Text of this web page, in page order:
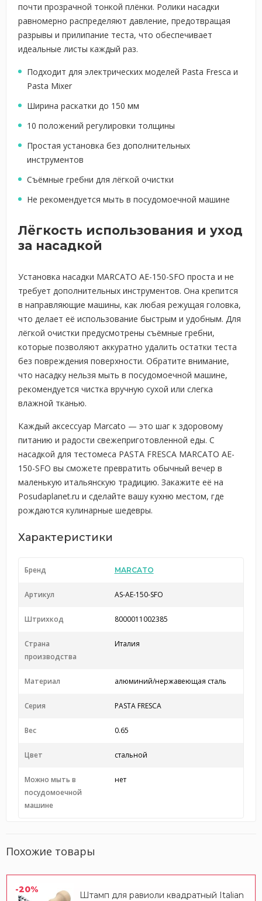
почти прозрачной тонкой плёнки. Ролики насадки
равномерно распределяют давление, предотвращая
разрывы и прилипание теста, что обеспечивает
идеальные листы каждый раз.
Подходит для электрических моделей Pasta Fresca и
Pasta Mixer
Ширина раскатки до 150 мм
10 положений регулировки толщины
Простая установка без дополнительных
инструментов
Съёмные гребни для лёгкой очистки
Не рекомендуется мыть в посудомоечной машине
Лёгкость использования и уход
за насадкой
Установка насадки MARCATO AE-150-SFO проста и не
требует дополнительных инструментов. Она крепится
в направляющие машины, как любая режущая головка,
что делает её использование быстрым и удобным. Для
лёгкой очистки предусмотрены съёмные гребни,
которые позволяют аккуратно удалить остатки теста
без повреждения поверхности. Обратите внимание,
что насадку нельзя мыть в посудомоечной машине,
рекомендуется чистка вручную сухой или слегка
влажной тканью.
Каждый аксессуар Marcato — это шаг к здоровому
питанию и радости свежеприготовленной еды. С
насадкой для тестомеса PASTA FRESCA MARCATO AE-
150-SFO вы сможете превратить обычный вечер в
маленькую итальянскую традицию. Закажите её на
Posudaplanet.ru и сделайте вашу кухню местом, где
рождаются кулинарные шедевры.
Характеристики
Бренд MARCATO
Артикул AS-AE-150-SFO
Штрихкод 8000011002385
Страна
производства
Италия
Материал алюминий/нержавеющая сталь
Серия PASTA FRESCA
Вес 0.65
Цвет стальной
Можно мыть в
посудомоечной
машине
нет
Похожие товары
-20%
Штамп для равиоли квадратный Italian